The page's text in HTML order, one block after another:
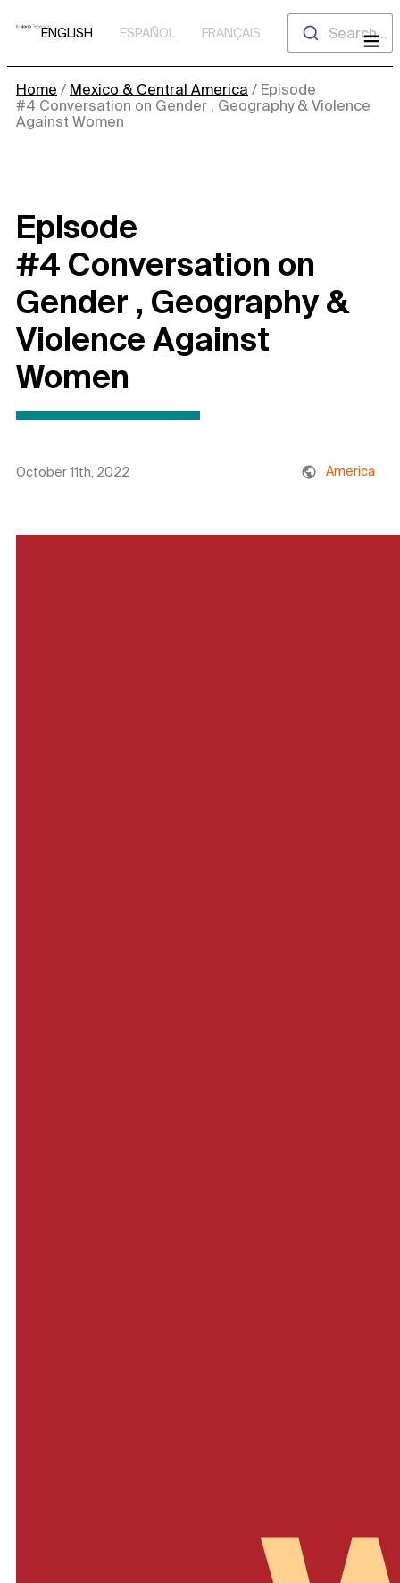
Skip
ENGLISH ESPAÑOL FRANÇAIS Search...
Home / Mexico & Central America / Episode
#4 Conversation on Gender , Geography & Violence
Against Women
Episode
#4 Conversation on
Gender , Geography &
Violence Against
Women
October 11th, 2022 America